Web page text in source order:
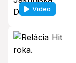
Video